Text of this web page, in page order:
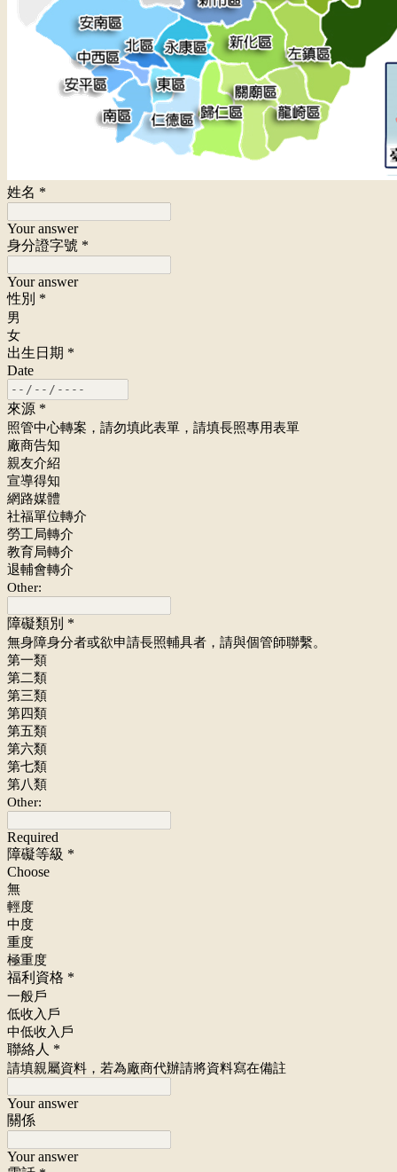
姓名 *
Your answer
身分證字號 *
Your answer
性別 *
男
女
出生日期 *
Date
來源 *
照管中心轉案，請勿填此表單，請填長照專用表單
廠商告知
親友介紹
宣導得知
網路媒體
社福單位轉介
勞工局轉介
教育局轉介
退輔會轉介
Other:
障礙類別 *
無身障身分者或欲申請長照輔具者，請與個管師聯繫。
第一類
第二類
第三類
第四類
第五類
第六類
第七類
第八類
Other:
Required
障礙等級 *
Choose
無
輕度
中度
重度
極重度
福利資格 *
一般戶
低收入戶
中低收入戶
聯絡人 *
請填親屬資料，若為廠商代辦請將資料寫在備註
Your answer
關係
Your answer